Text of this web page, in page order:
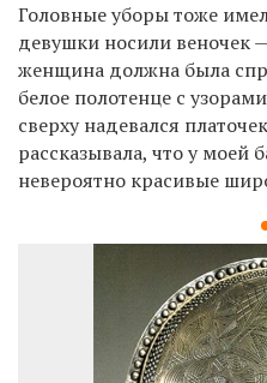
Головные уборы тоже
девушки носили веночек
женщина должна была
белое полотенце с
сверху надевался
рассказывала, что у моей
невероятно красивые